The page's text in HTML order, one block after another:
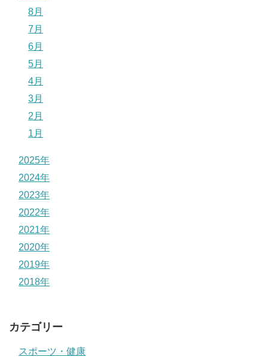
8月
7月
6月
5月
4月
3月
2月
1月
2025年
2024年
2023年
2022年
2021年
2020年
2019年
2018年
カテゴリー
スポーツ・健康